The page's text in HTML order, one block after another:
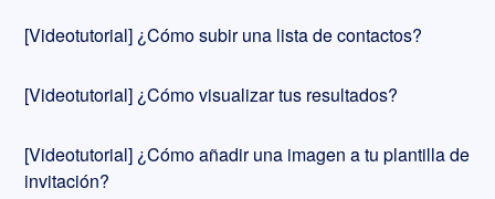
[Videotutorial] ¿Cómo subir una lista de contactos?
[Videotutorial] ¿Cómo visualizar tus resultados?
[Videotutorial] ¿Cómo añadir una imagen a tu plantilla de
invitación?